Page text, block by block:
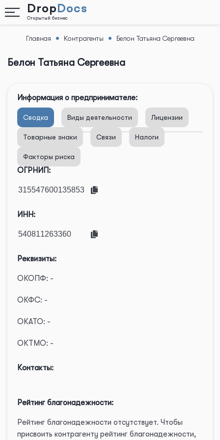
DropDocs
Открытый бизнес
Назад
Главная Контрагенты Белон Татьяна Сергеевна
Белон Татьяна Сергеевна
Информация о предпринимателе:
Сводка Виды деятельности Лицензии
Товарные знаки Связи Налоги
Факторы риска
ОГРНИП:
ИНН:
Реквизиты:
ОКОПФ: -
ОКФС: -
ОКАТО: -
ОКТМО: -
Контакты:
Рейтинг благонадежности:
Рейтинг благонадежности отсутствует. Чтобы
присвоить контрагенту рейтинг благонадежности,